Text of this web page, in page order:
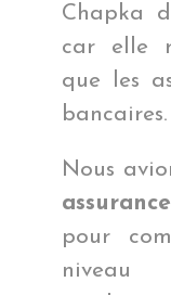
Chapka
car elle
que les
bancaires.
Nous
pour
niveau